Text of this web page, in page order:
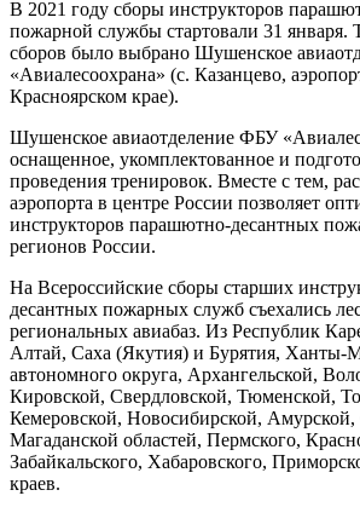
В 2021 году сборы инструкторов
пожарной службы стартовали 31 января.
сборов было выбрано Шушенское
«Авиалесоохрана» (с. Казанцево,
Красноярском крае).
Шушенское авиаотделение ФБУ
оснащенное, укомплектованное и
проведения тренировок. Вместе с тем,
аэропорта в центре России позволяет
инструкторов парашютно-десантных
регионов России.
На Всероссийские сборы старших
десантных пожарных служб съехались
региональных авиабаз. Из Республик
Алтай, Саха (Якутия) и Бурятия, Ханты-
автономного округа, Архангельской,
Кировской, Свердловской, Тюменской,
Кемеровской, Новосибирской, Амурской,
Магаданской областей, Пермского,
Забайкальского, Хабаровского,
краев.